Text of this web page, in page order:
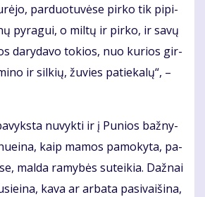
par­duo­tu­vė­se pir­ko tik pi­pi­
py­ra­gui, o mil­tų ir pir­ko, ir sa­vų
da­ry­da­vo to­kios, nuo ku­rios gir­
ir sil­kių, žu­vies pa­tie­ka­lų“, –
nu­vyk­ti ir į Pu­nios baž­ny­
kaip ma­mos pa­mo­ky­ta, pa­
mal­da ra­my­bės su­tei­kia. Daž­nai
ka­va ar ar­ba­ta pa­si­vai­ši­na,